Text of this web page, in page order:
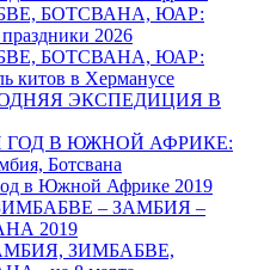
БОТСВАНА, ЮАР:
2026
БОТСВАНА, ЮАР:
китов в Херманусе
ЭКСПЕДИЦИЯ В
В ЮЖНОЙ АФРИКЕ:
Ботсвана
в Южной Африке 2019
– ЗАМБИЯ –
2019
ЗИМБАБВЕ,